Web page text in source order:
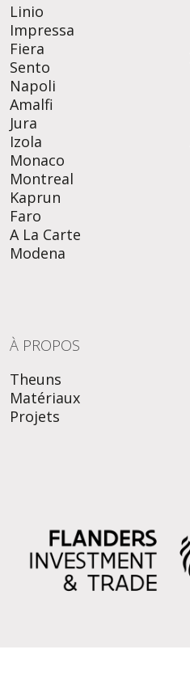
Linio
Impressa
Fiera
Sento
Napoli
Amalfi
Jura
Izola
Monaco
Montreal
Kaprun
Faro
A La Carte
Modena
À PROPOS
Theuns
Matériaux
Projets